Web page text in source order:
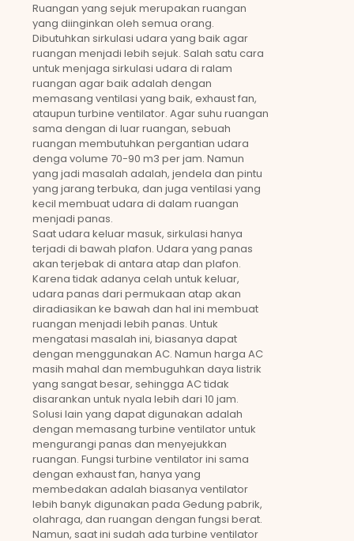
Ruangan yang sejuk merupakan ruangan
yang diinginkan oleh semua orang.
Dibutuhkan sirkulasi udara yang baik agar
ruangan menjadi lebih sejuk. Salah satu cara
untuk menjaga sirkulasi udara di ralam
ruangan agar baik adalah dengan
memasang ventilasi yang baik, exhaust fan,
ataupun turbine ventilator. Agar suhu ruangan
sama dengan di luar ruangan, sebuah
ruangan membutuhkan pergantian udara
denga volume 70-90 m3 per jam. Namun
yang jadi masalah adalah, jendela dan pintu
yang jarang terbuka, dan juga ventilasi yang
kecil membuat udara di dalam ruangan
menjadi panas.
Saat udara keluar masuk, sirkulasi hanya
terjadi di bawah plafon. Udara yang panas
akan terjebak di antara atap dan plafon.
Karena tidak adanya celah untuk keluar,
udara panas dari permukaan atap akan
diradiasikan ke bawah dan hal ini membuat
ruangan menjadi lebih panas. Untuk
mengatasi masalah ini, biasanya dapat
dengan menggunakan AC. Namun harga AC
masih mahal dan membuguhkan daya listrik
yang sangat besar, sehingga AC tidak
disarankan untuk nyala lebih dari 10 jam.
Solusi lain yang dapat digunakan adalah
dengan memasang turbine ventilator untuk
mengurangi panas dan menyejukkan
ruangan. Fungsi turbine ventilator ini sama
dengan exhaust fan, hanya yang
membedakan adalah biasanya ventilator
lebih banyk digunakan pada Gedung pabrik,
olahraga, dan ruangan dengan fungsi berat.
Namun, saat ini sudah ada turbine ventilator